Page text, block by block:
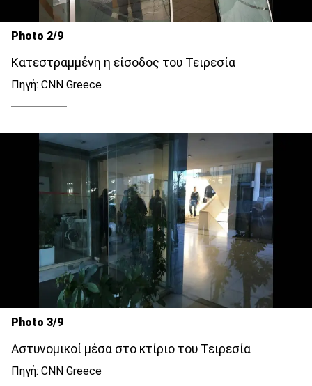
Photo 2/9
Κατεστραμμένη η είσοδος του Τειρεσία
Πηγή: CNN Greece
Photo 3/9
Αστυνομικοί μέσα στο κτίριο του Τειρεσία
Πηγή: CNN Greece